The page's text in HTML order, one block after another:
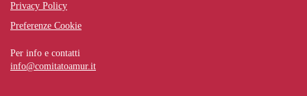
Privacy Policy
Preferenze Cookie
Per info e contatti
info@comitatoamur.it